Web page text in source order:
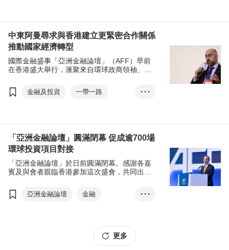
中東阿曼尋求與香港建立更緊密合作關係
推動國家經濟轉型
國際金融盛事「亞洲金融論壇」（AFF）早前
在香港盛大舉行，滙聚來自環球政商領袖、金
活動特設海灣阿拉伯國家合作委員會（海合
會）專場（GCC），為與會者帶來中東市場的
資及商貿方面共同合作。
金融及投資
一帶一路
• • •
「亞洲金融論壇」圓滿閉幕 促成逾700場
環球投資項目對接
「亞洲金融論壇」於日前圓滿閉幕。感謝各嘉
賓及與會者親臨香港參加這次盛會，共同出謀
新機遇。特別感謝中央政府對香港金融發展的
堅實支持，令香港如虎添翼，獨特地位和優勢
步印證香港「超級聯繫人」的角色。
亞洲金融論壇
金融
• • •
更多